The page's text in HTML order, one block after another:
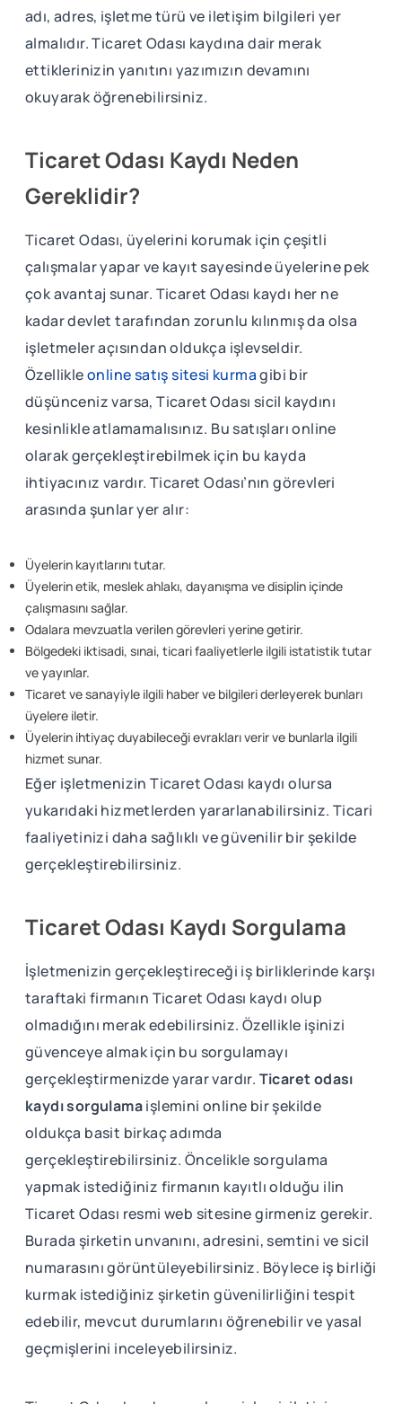
adı, adres, işletme türü ve iletişim bilgileri yer
almalıdır. Ticaret Odası kaydına dair merak
ettiklerinizin yanıtını yazımızın devamını
okuyarak öğrenebilirsiniz.
Ticaret Odası Kaydı Neden
Gereklidir?
Ticaret Odası, üyelerini korumak için çeşitli
çalışmalar yapar ve kayıt sayesinde üyelerine pek
çok avantaj sunar. Ticaret Odası kaydı her ne
kadar devlet tarafından zorunlu kılınmış da olsa
işletmeler açısından oldukça işlevseldir.
Özellikleonline satış sitesi kurmagibi bir
düşünceniz varsa, Ticaret Odası sicil kaydını
kesinlikle atlamamalısınız. Bu satışları online
olarak gerçekleştirebilmek için bu kayda
ihtiyacınız vardır. Ticaret Odası’nın görevleri
arasında şunlar yer alır:
Üyelerin kayıtlarını tutar.
Üyelerin etik, meslek ahlakı, dayanışma ve disiplin içinde
çalışmasını sağlar.
Odalara mevzuatla verilen görevleri yerine getirir.
Bölgedeki iktisadi, sınai, ticari faaliyetlerle ilgili istatistik tutar
ve yayınlar.
Ticaret ve sanayiyle ilgili haber ve bilgileri derleyerek bunları
üyelere iletir.
Üyelerin ihtiyaç duyabileceği evrakları verir ve bunlarla ilgili
hizmet sunar.
Eğer işletmenizin Ticaret Odası kaydı olursa
yukarıdaki hizmetlerden yararlanabilirsiniz. Ticari
faaliyetinizi daha sağlıklı ve güvenilir bir şekilde
gerçekleştirebilirsiniz.
Ticaret Odası Kaydı Sorgulama
İşletmenizin gerçekleştireceği iş birliklerinde karşı
taraftaki firmanın Ticaret Odası kaydı olup
olmadığını merak edebilirsiniz. Özellikle işinizi
güvenceye almak için bu sorgulamayı
gerçekleştirmenizde yarar vardır. Ticaret odası
kaydı sorgulamaişlemini online bir şekilde
oldukça basit birkaç adımda
gerçekleştirebilirsiniz. Öncelikle sorgulama
yapmak istediğiniz firmanın kayıtlı olduğu ilin
Ticaret Odası resmi web sitesine girmeniz gerekir.
Burada şirketin unvanını, adresini, semtini ve sicil
numarasını görüntüleyebilirsiniz. Böylece iş birliği
kurmak istediğiniz şirketin güvenilirliğini tespit
edebilir, mevcut durumlarını öğrenebilir ve yasal
geçmişlerini inceleyebilirsiniz.